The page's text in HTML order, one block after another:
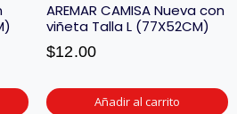
AREMAR CAMISA Nueva con
viñeta Talla L (77X52CM)
$12.00
Añadir al carrito